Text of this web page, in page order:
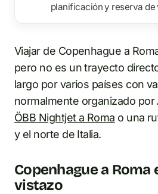
planificación y reserva de
Viajar de Copenhague a
pero no es un trayecto
largo por varios países con
normalmente organizado por
ÖBB Nightjet a Roma o una
y el norte de Italia.
Copenhague a Roma
vistazo